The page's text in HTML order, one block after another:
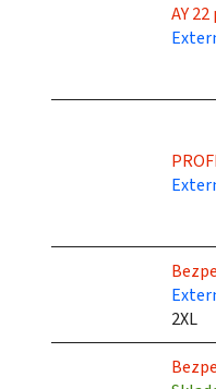
k
AY
2XL